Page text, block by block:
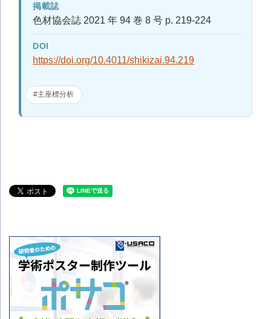
掲載誌
色材協会誌 2021 年 94 巻 8 号 p. 219-224
DOI
https://doi.org/10.4011/shikizai.94.219
#主座標分析